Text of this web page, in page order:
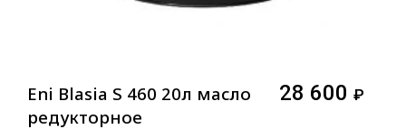
Eni Blasia S 460 20л масло
редукторное
28 600 ₽